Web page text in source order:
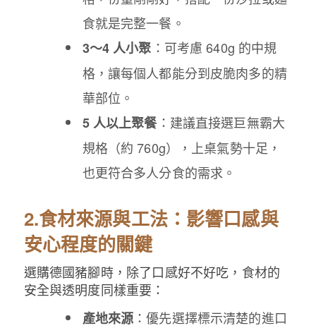
食就是完整一餐。
3～4 人小聚 ：可考慮 640g 的中規
格，讓每個人都能分到皮脆肉多的精
華部位。
5 人以上聚餐：建議直接選巨無霸大
規格（約 760g），上桌氣勢十足，
也更符合多人分食的需求。
2.食材來源與工法：影響口感與
安心程度的關鍵
選購德國豬腳時，除了口感好不好吃，食材的
安全與透明度同樣重要：
產地來源 ：優先選擇標示清楚的進口